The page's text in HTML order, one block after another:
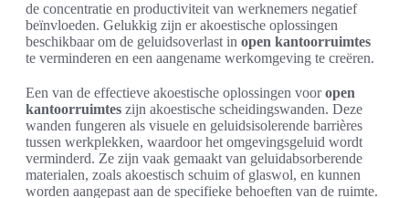
de concentratie en productiviteit van werknemers negatief
beïnvloeden. Gelukkig zijn er akoestische oplossingen
beschikbaar om de geluidsoverlast in open kantoorruimtes
te verminderen en een aangename werkomgeving te creëren.
Een van de effectieve akoestische oplossingen vooropen
kantoorruimtes zijn akoestische scheidingswanden. Deze
wanden fungeren als visuele en geluidsisolerende barrières
tussen werkplekken, waardoor het omgevingsgeluid wordt
verminderd. Ze zijn vaak gemaakt van geluidabsorberende
materialen, zoals akoestisch schuim of glaswol, en kunnen
worden aangepast aan de specifieke behoeften van de ruimte.